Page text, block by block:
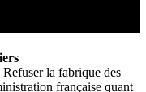
la fabrique des
française quant